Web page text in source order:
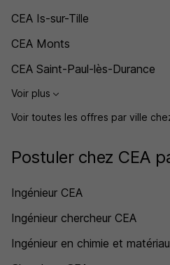
CEA Is-sur-Tille
CEA Monts
CEA Saint-Paul-lès-Durance
Voir plus
Voir toutes les offres par ville
Postuler chez CEA
Ingénieur CEA
Ingénieur chercheur CEA
Ingénieur en chimie et